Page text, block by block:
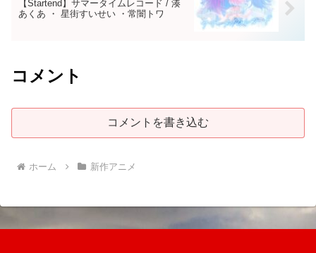
【Startend】サマータイムレコード / 湊
あくあ ・ 星街すいせい ・常闇トワ
コメント
コメントを書き込む
ホーム 新作アニメ